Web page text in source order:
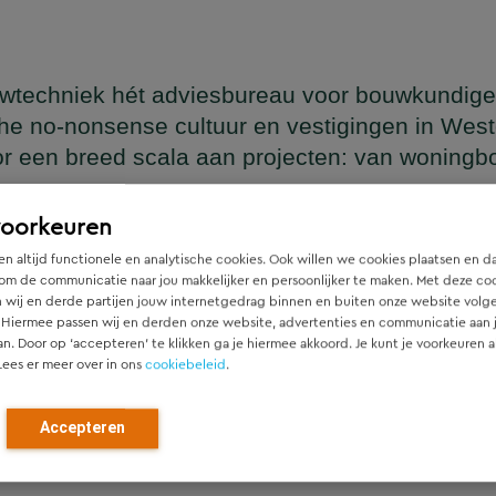
altijd functionele en analytische cookies. Ook willen we cookies plaatsen en
de communicatie naar jou makkelijker en persoonlijker te maken. Met deze
wij en derde partijen jouw internetgedrag binnen en buiten onze website
passen wij en derden onze website, advertenties en communicatie aan
Door op ‘accepteren’ te klikken ga je hiermee akkoord. Je kunt je voorkeuren
er meer over in onscookiebeleid.
Accepteren
hét adviesbureau voor bouwkundige
no-nonsense cultuur en vestigingen in
een breed scala aan projecten: van
die naadloos aansluit op het architectonische ontwerp,
en denken vanaf het eerste moment actief mee met alle
als constructeur zo vroeg mogelijk in de ontwerpfase
constructies — voor zowel nieuwbouw als